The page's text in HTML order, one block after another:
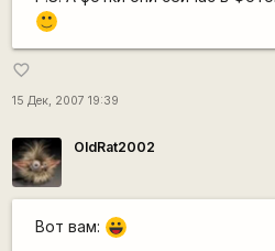
:)
favorite_border
15 Дек, 2007 19:39
OldRat2002
Вот вам: |-))